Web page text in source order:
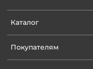
Каталог
Покупателям